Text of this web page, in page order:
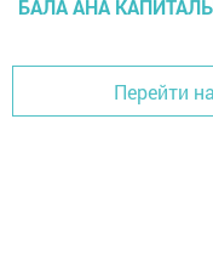
БАЛА АНА
Перейти